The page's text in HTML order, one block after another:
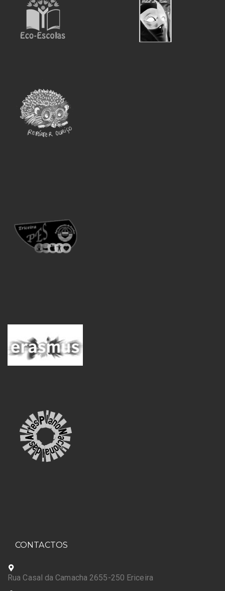
CONTACTOS
Rua Casal da Camacha 2655-250 Ericeira